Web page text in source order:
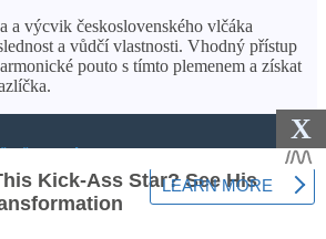
a výcvik československého vlčáka
a vůdčí vlastnosti. Vhodný přístup
pouto s tímto plemenem a získat
žáby - údržba,
péče, kompatibilita, chov,
X